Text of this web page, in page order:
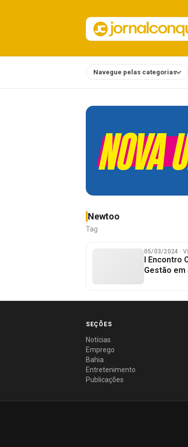
Navegue pelas categorias
Newtoo
Tag
05/03/2024 ·
I Encontro
Gestão
SEÇÕES
Notícias
Emprego
Bahia
Entretenimento
Publicações